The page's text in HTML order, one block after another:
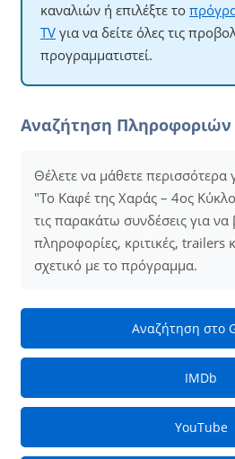
καναλιών ή επιλέξτε το
TV για να δείτε όλες τις
προγραμματιστεί.
Αναζήτηση Πληροφοριών
Θέλετε να μάθετε
"Το Καφέ της Χαράς – 4ος
τις παρακάτω συνδέσεις για να
πληροφορίες, κριτικές, trailers
σχετικό με το πρόγραμμα.
Αναζήτηση στο
IMDb
YouTube